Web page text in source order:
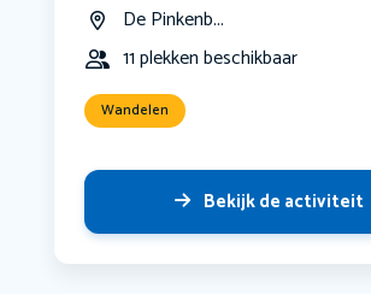
De Pinkenb...
11 plekken beschikbaar
Wandelen
Bekijk de activiteit